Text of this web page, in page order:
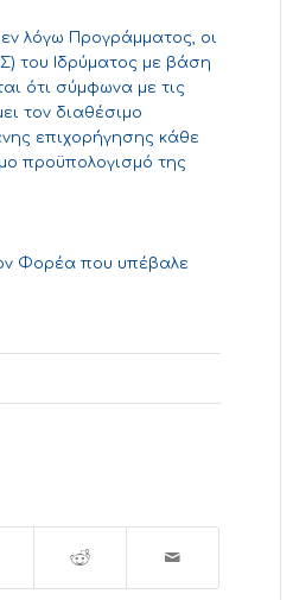
λόγω Προγράμματος, οι
του Ιδρύματος με βάση
ότι σύμφωνα με τις
τον διαθέσιμο
επιχορήγησης κάθε
προϋπολογισμό της
Φορέα που υπέβαλε